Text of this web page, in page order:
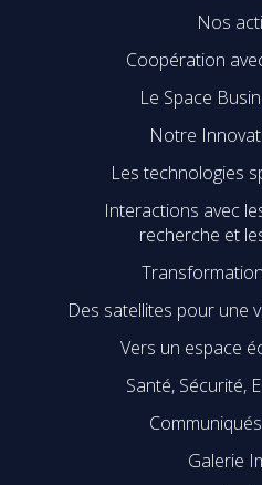
Nos
Coopération
Le Space
Notre
Les technologies
Interactions avec
recherche et
Des satellites pour une
Vers un espace
Santé, Sécurité,
Galerie